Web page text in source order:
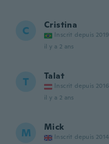
C Cristina
Inscrit depuis 2019
il y a 2 ans
T Talat
Inscrit depuis 2016
il y a 2 ans
M Mick
Inscrit depuis 2014